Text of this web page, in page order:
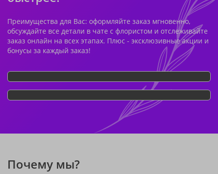
Преимущества для Вас: оформляйте заказ мгновенно,
обсуждайте все детали в чате с флористом и отслеживайте
заказ онлайн на всех этапах. Плюс - эксклюзивные акции и
бонусы за каждый заказ!
Почему мы?